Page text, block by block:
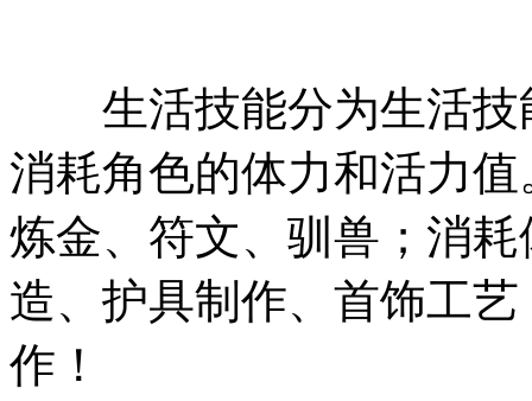
生活技能分为生活技
消耗角色的体力和活力
炼金、符文、驯兽；消
造、护具制作、首饰工
作！